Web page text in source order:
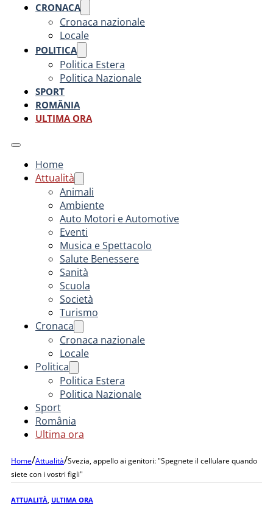
CRONACA
Cronaca nazionale
Locale
POLITICA
Politica Estera
Politica Nazionale
SPORT
ROMÂNIA
ULTIMA ORA
Home
Attualità
Animali
Ambiente
Auto Motori e Automotive
Eventi
Musica e Spettacolo
Salute Benessere
Sanità
Scuola
Società
Turismo
Cronaca
Cronaca nazionale
Locale
Politica
Politica Estera
Politica Nazionale
Sport
România
Ultima ora
Home/Attualità/Svezia, appello ai genitori: "Spegnete il cellulare quando
siete con i vostri figli"
ATTUALITÀ ULTIMA ORA